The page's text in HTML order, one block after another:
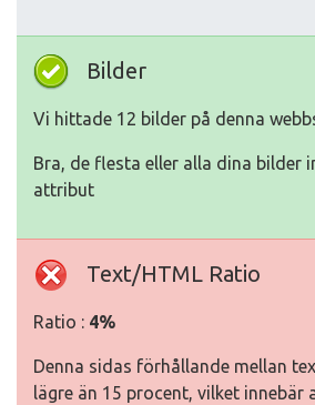
Bilder
Vi hittade 12 bilder på denna
Bra, de flesta eller alla dina bilder
attribut
Text/HTML Ratio
Ratio : 4%
Denna sidas förhållande mellan
lägre än 15 procent, vilket innebär